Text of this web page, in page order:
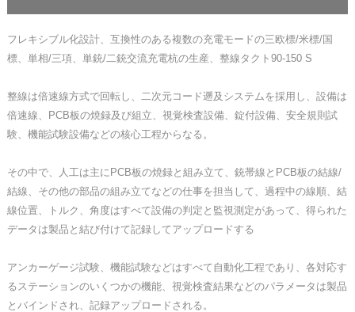
フレキシブル化設計、互換性のある複数の充電モードの三欧標/米標/国
標、単相/三項、単銃/二銃交流充電杭の生産、整線タクト90-150 S
整線は倍速線方式で回転し、二次元コード遡及システムを採用し、設備は
倍速線、PCB板の焼録及び組立、視覚検査設備、錠付設備、安全規則試
験、機能試験設備などの核心工程からなる。
その中で、人工は主にPCB板の焼録と組み立て、銃帯線とPCB板の結線/
結線、その他の部品の組み立てなどの仕事を担当して、過程中の線順、結
線位置、トルク、角度はすべて設備の判定と監視測定があって、得られた
データは製品と結び付けて記録してアップロードする
アンカーゲージ試験、機能試験などはすべて自動化工程であり、各対応す
るステーションのいくつかの機能、視覚検査結果などのパラメータは製品
とバインドされ、記録アップロードされる。